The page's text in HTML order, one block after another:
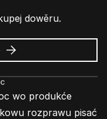
dowěru.
wo
Wabjenje
Mozilla
wo produkće
rozprawu pisać